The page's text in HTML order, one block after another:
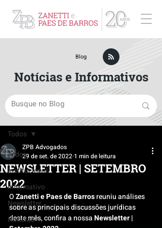
Post
Todos
Institucional
Informativo
Newsletter
Notícias
Todos
NEWSLETTER | SETEMBRO
2022
ZPB Advogados
29 de set. de 2022 1 min de leitura
O Zanetti e Paes de Barros reuniu análises
sobre as principais discussões jurídicas
deste mês, confira a nossa Newsletter |
Blog
Notícias e Informativos